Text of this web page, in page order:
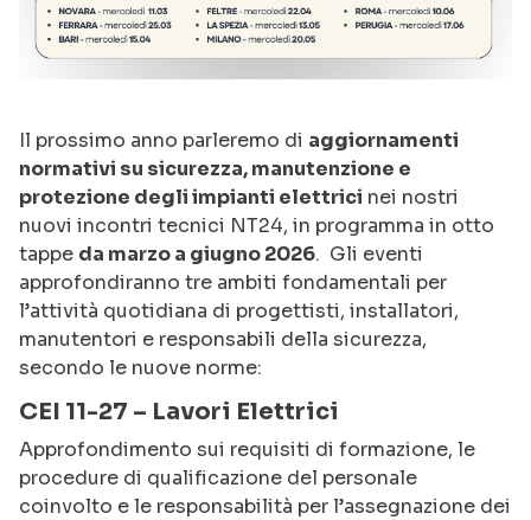
Il prossimo anno parleremo di aggiornamenti
normativi su sicurezza, manutenzione e
protezione degli impianti elettrici nei nostri
nuovi incontri tecnici NT24, in programma in otto
tappe da marzo a giugno 2026. Gli eventi
approfondiranno tre ambiti fondamentali per
l’attività quotidiana di progettisti, installatori,
manutentori e responsabili della sicurezza,
secondo le nuove norme:
CEI 11-27 – Lavori Elettrici
Approfondimento sui requisiti di formazione, le
procedure di qualificazione del personale
coinvolto e le responsabilità per l’assegnazione dei